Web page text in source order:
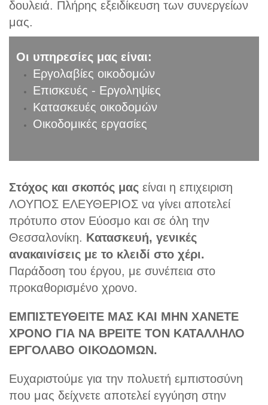
δουλειά. Πλήρης εξειδίκευση των συνεργείων
μας.
Οι υπηρεσίες μας είναι:
Εργολαβίες οικοδομών
Επισκευές - Εργοληψίες
Κατασκευές οικοδομών
Οικοδομικές εργασίες
Στόχος και σκοπός μας είναι η επιχειριση
ΛΟΥΠΟΣ ΕΛΕΥΘΕΡΙΟΣ να γίνει αποτελεί
πρότυπο στον Εύοσμο και σε όλη την
Θεσσαλονίκη. Κατασκευή, γενικές
ανακαινίσεις με το κλειδί στο χέρι.
Παράδοση του έργου, με συνέπεια στο
προκαθορισμένο χρονο.
ΕΜΠΙΣΤΕΥΘΕΙΤΕ ΜΑΣ ΚΑΙ ΜΗΝ ΧΑΝΕΤΕ
ΧΡΟΝΟ ΓΙΑ ΝΑ ΒΡΕΙΤΕ ΤΟΝ ΚΑΤΑΛΛΗΛΟ
ΕΡΓΟΛΑΒΟ ΟΙΚΟΔΟΜΩΝ.
Ευχαριστούμε για την πολυετή εμπιστοσύνη
που μας δείχνετε αποτελεί εγγύηση στην